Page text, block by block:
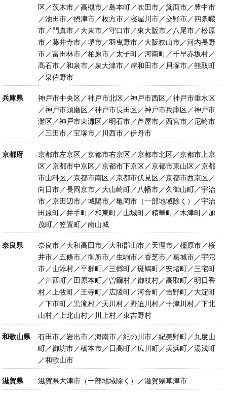
区／茨木市／高槻市／島本町／吹田市／箕面市／豊中市
／池田市／摂津市／枚方市／寝屋川市／交野市／四条畷
市／門真市／大東市／守口市／東大阪市／八尾市／松原
市／藤井寺市／堺市／羽曳野市／大阪狭山市／河内長野
市／富田林市／柏原市／太子町／河南町／千早赤坂村／
高石市／和泉市／泉大津市／岸和田市／貝塚市／熊取町
／泉佐野市
兵庫県
神戸市中央区／神戸市北区／神戸市西区／神戸市垂水区
／神戸市須磨区／神戸市長田区／神戸市兵庫区／神戸市
灘区／神戸市東灘区／明石市／芦屋市／西宮市／尼崎市
／三田市／宝塚市／川西市／伊丹市
京都府
京都市左京区／京都市右京区／京都市北区／京都市上京
区／京都市中京区／京都市下京区／京都市東山区／京都
市山科区／京都市南区／京都市伏見区／京都市西京区／
向日市／長岡京市／大山崎町／八幡市／久御山町／宇治
市／京田辺市／城陽市／亀岡市（一部地域除く）／宇治
田原町／井手町／和東町／山城町／精華町／木津町／加
茂町／笠置町／南山城
奈良県
奈良市／大和高田市／大和郡山市／天理市／橿原市／桜
井市／五條市／御所市／生駒市／香芝市／葛城市／宇陀
市／山添村／平群町／三郷町／斑鳩町／安堵町／三宅町
／川西町／田原本町／曽爾村／御杖村／高取町／明日香
村／上牧町／王寺町／広陵町／河合町／吉野町／大淀町
／下市町／黒滝村／天川村／野迫川村／十津川村／下北
山村／上北山村／川上村／東吉野村
和歌山県
有田市／岩出市／海南市／紀の川市／紀美野町／九度山
町／御坊市／橋本市／日高町／広川町／美浜町／湯浅町
／和歌山市
滋賀県 滋賀県大津市（一部地域除く）／滋賀県草津市